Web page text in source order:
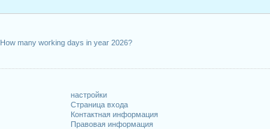
How many working days in year 2026?
настройки
Страница входа
Контактная информация
Правовая информация